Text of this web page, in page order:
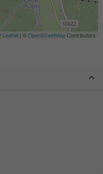
Leaflet | ©OpenStreetMapContributors